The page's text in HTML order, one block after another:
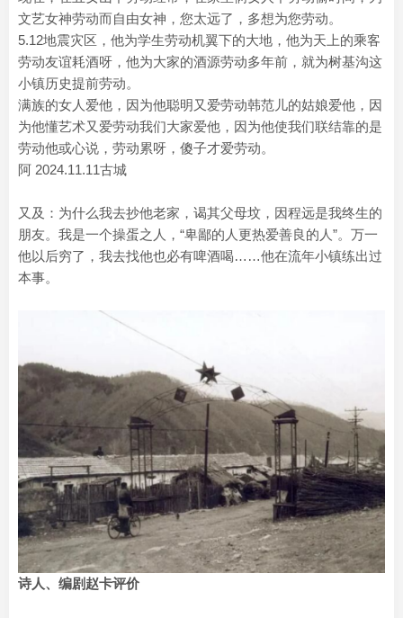
文艺女神劳动而自由女神，您太远了，多想为您劳动。
5.12地震灾区，他为学生劳动机翼下的大地，他为天上的乘客
劳动友谊耗酒呀，他为大家的酒源劳动多年前，就为树基沟这
小镇历史提前劳动。
满族的女人爱他，因为他聪明又爱劳动韩范儿的姑娘爱他，因
为他懂艺术又爱劳动我们大家爱他，因为他使我们联结靠的是
劳动他或心说，劳动累呀，傻子才爱劳动。
阿 2024.11.11古城
又及：为什么我去抄他老家，谒其父母坟，因程远是我终生的
朋友。我是一个操蛋之人，“卑鄙的人更热爱善良的人”。万一
他以后穷了，我去找他也必有啤酒喝……他在流年小镇练出过
本事。
诗人、编剧赵卡评价